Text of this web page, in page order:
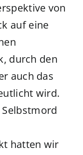
von
auf eine
durch den
auch das
wird.
Selbstmord
hatten wir